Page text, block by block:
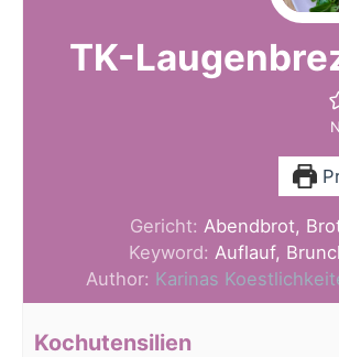
TK-
Gericht: Abendbrot,
Keyword: Auflauf,
Author: Karinas
Kochutensilien